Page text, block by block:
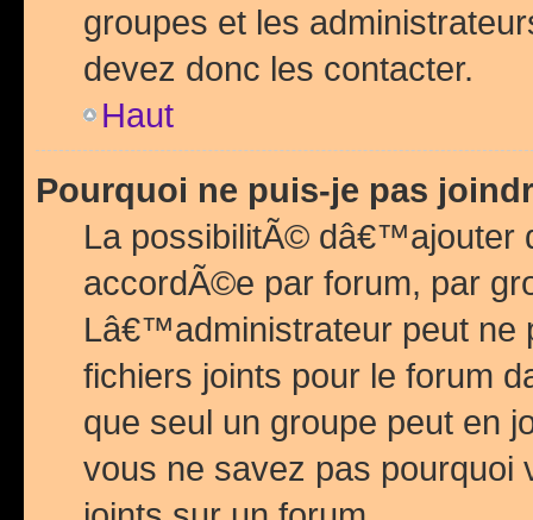
groupes et les
devez donc les contacter.
Haut
Pourquoi ne puis-je pas
La possibilitÃ© dâ€™ajouter
accordÃ©e par forum, par
Lâ€™administrateur peut
fichiers joints pour le forum
que seul un groupe peut en
vous ne savez pas pourquoi